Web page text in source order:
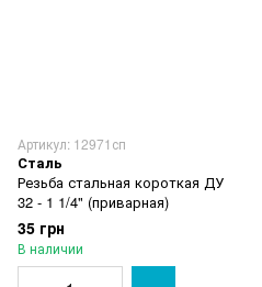
Артикул: 12971сп
Сталь
Резьба стальная короткая ДУ
32 - 1 1/4" (приварная)
35 грн
В наличии